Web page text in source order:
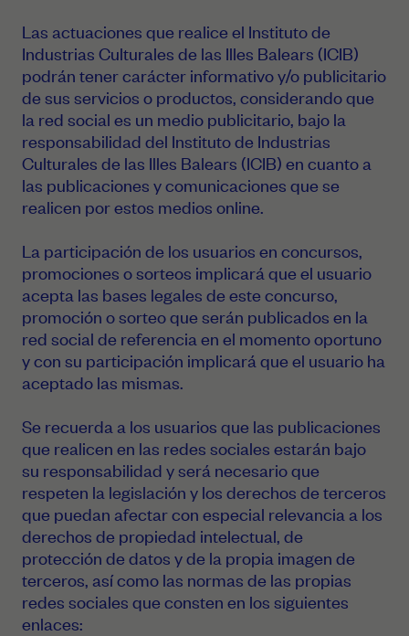
Las actuaciones que realice el Instituto de
Industrias Culturales de las Illes Balears (ICIB)
podrán tener carácter informativo y/o publicitario
de sus servicios o productos, considerando que
la red social es un medio publicitario, bajo la
responsabilidad del Instituto de Industrias
Culturales de las Illes Balears (ICIB) en cuanto a
las publicaciones y comunicaciones que se
realicen por estos medios online.
La participación de los usuarios en concursos,
promociones o sorteos implicará que el usuario
acepta las bases legales de este concurso,
promoción o sorteo que serán publicados en la
red social de referencia en el momento oportuno
y con su participación implicará que el usuario ha
aceptado las mismas.
Se recuerda a los usuarios que las publicaciones
que realicen en las redes sociales estarán bajo
su responsabilidad y será necesario que
respeten la legislación y los derechos de terceros
que puedan afectar con especial relevancia a los
derechos de propiedad intelectual, de
protección de datos y de la propia imagen de
terceros, así como las normas de las propias
redes sociales que consten en los siguientes
enlaces: